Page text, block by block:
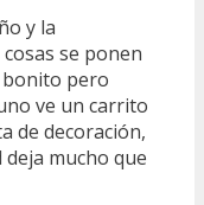
y la
se ponen
pero
ve un carrito
de decoración,
deja mucho que